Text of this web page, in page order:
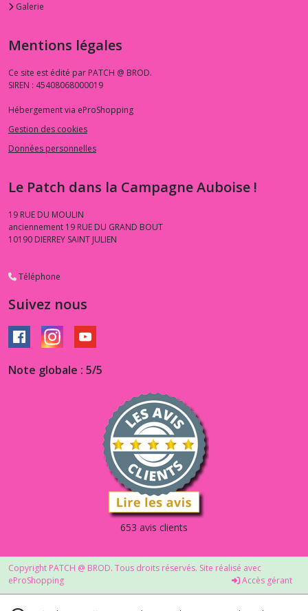
Galerie
Mentions légales
Ce site est édité par PATCH @ BROD.
SIREN : 45408068000019
Hébergement via eProShopping
Gestion des cookies
Données personnelles
Le Patch dans la Campagne Auboise !
19 RUE DU MOULIN
anciennement 19 RUE DU GRAND BOUT
10190 DIERREY SAINT JULIEN
Téléphone
Suivez nous
Note globale : 5/5
653 avis clients
Copyright PATCH @ BROD. Tous droits réservés. Site réalisé avec
eProShopping
Accès gérant